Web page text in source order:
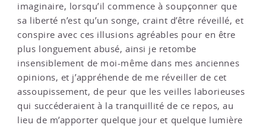
imaginaire, lorsqu’il commence à soupçonner que
sa liberté n’est qu’un songe, craint d’être réveillé, et
conspire avec ces illusions agréables pour en être
plus longuement abusé, ainsi je retombe
insensiblement de moi-même dans mes anciennes
opinions, et j’appréhende de me réveiller de cet
assoupissement, de peur que les veilles laborieuses
qui succéderaient à la tranquillité de ce repos, au
lieu de m’apporter quelque jour et quelque lumière